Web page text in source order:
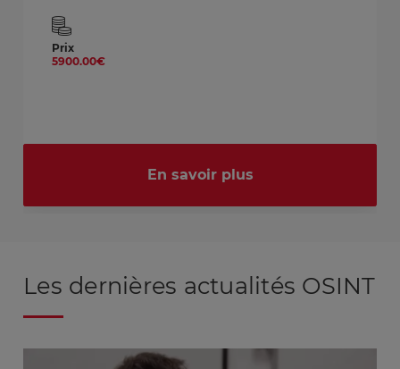
Prix
5900.00€
En savoir plus
Les dernières actualités OSINT